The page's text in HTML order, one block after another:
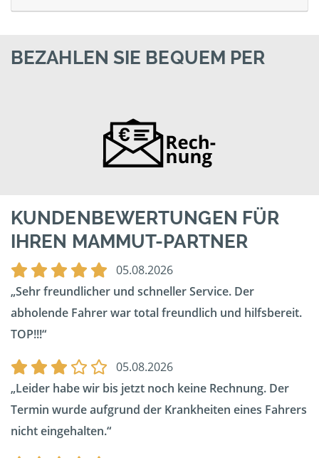
BEZAHLEN SIE BEQUEM PER
KUNDENBEWERTUNGEN FÜR
IHREN MAMMUT-PARTNER
05.08.2026
Sehr freundlicher und schneller Service. Der
abholende Fahrer war total freundlich und hilfsbereit.
TOP!!!
05.08.2026
Leider habe wir bis jetzt noch keine Rechnung. Der
Termin wurde aufgrund der Krankheiten eines Fahrers
nicht eingehalten.